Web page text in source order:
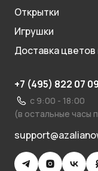
Открытки
Игрушки
Доставка
+7 (495) 822 07 09
с 9:00 - 18:00
(в остальные часы